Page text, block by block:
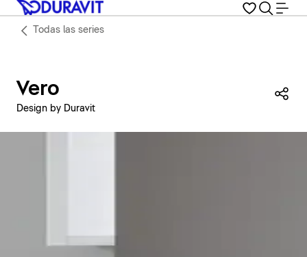
Todas las series
Vero
Design by Duravit